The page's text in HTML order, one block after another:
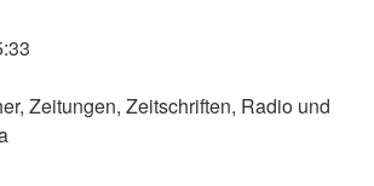
Zeitungen, Zeitschriften, Radio und